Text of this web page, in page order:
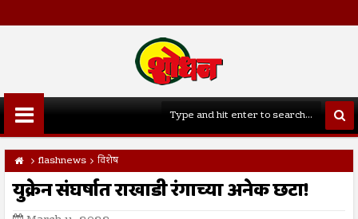
flashnews विशेष
युक्रेन संघर्षात राखाडी रंगाच्या अनेक छटा!